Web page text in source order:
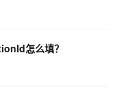
怎么填？